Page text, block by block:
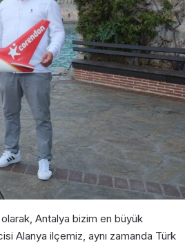
Antalya bizim en büyük
Alanya ilçemiz, aynı zamanda Türk